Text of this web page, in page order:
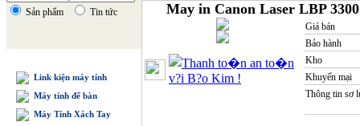
Sản phẩm Tin tức
Link kiện máy tính
Máy tính để bàn
Máy Tính Xách Tay
May in Canon Laser LBP 3300
Giá bán
Bảo hành
Kho
Khuyến mại
Thông tin sơ